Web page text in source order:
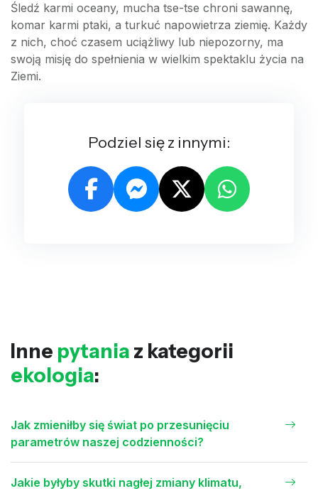
Śledź karmi oceany, mucha tse-tse chroni sawannę,
komar karmi ptaki, a turkuć napowietrza ziemię. Każdy
z nich, choć czasem uciążliwy lub niepozorny, ma
swoją misję do spełnienia w wielkim spektaklu życia na
Ziemi.
Podziel się z innymi:
Inne pytania z kategorii
ekologia:
Jak zmieniłby się świat po przesunięciu
parametrów naszej codzienności?
Jakie byłyby skutki nagłej zmiany klimatu,